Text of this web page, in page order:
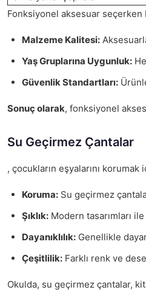
Fonksiyonel aksesuar seçerken
Malzeme Kalitesi:
Yaş Gruplarına Uygunluk:
Güvenlik Standartları:
Sonuç olarak, fonksiyonel
Su Geçirmez Çantalar
, çocukların eşyalarını
Koruma: Su geçirmez
Şıklık: Modern tasarımları
Dayanıklılık: Genellikle
Çeşitlilik: Farklı renk ve
Okulda, su geçirmez çantalar,